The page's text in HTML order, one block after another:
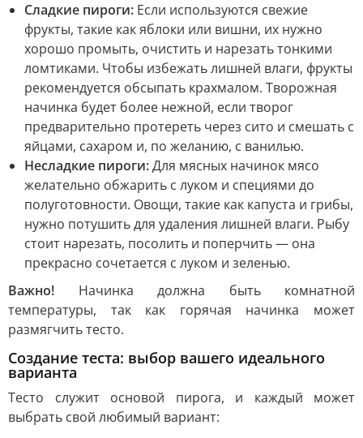
Сладкие пироги: Если используются свежие
фрукты, такие как яблоки или вишни, их нужно
хорошо промыть, очистить и нарезать тонкими
ломтиками. Чтобы избежать лишней влаги, фрукты
рекомендуется обсыпать крахмалом. Творожная
начинка будет более нежной, если творог
предварительно протереть через сито и смешать с
яйцами, сахаром и, по желанию, с ванилью.
Несладкие пироги:Для мясных начинок мясо
желательно обжарить с луком и специями до
полуготовности. Овощи, такие как капуста и грибы,
нужно потушить для удаления лишней влаги. Рыбу
стоит нарезать, посолить и поперчить — она
прекрасно сочетается с луком и зеленью.
Важно! Начинка должна быть комнатной
температуры, так как горячая начинка может
размягчить тесто.
Создание теста: выбор вашего идеального
варианта
Тесто служит основой пирога, и каждый может
выбрать свой любимый вариант: